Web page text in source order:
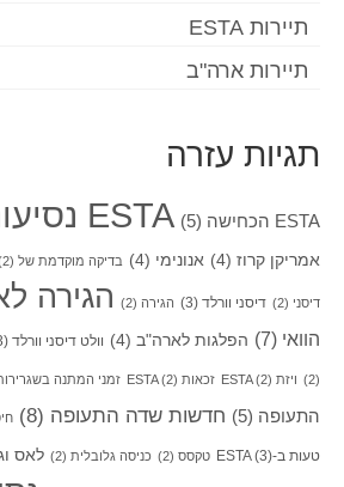
תיירות ESTA
תיירות ארה"ב
תגיות עזרה
ESTA הכחישה (5) ESTA נסיעות
אמריקן קרוז (4) אנונימי (4) בדיקה מוקדמת של TSA
דיסני (2) דיסני וורלד (3) הגירה (2) הגירה
הוואי (7) הפלגות לארה"ב (4) וולט דיסני וורלד (3)
(2) ויזת ESTA (2) זכאות ESTA (2) זמני המתנה
התעופה (5) חדשות שדה התעופה (8)
טעות ב-ESTA(3) טקסס (2) כניסה גלובלית (2) לאס